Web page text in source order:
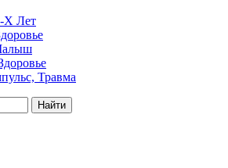
Х Лет
Травма
Найти